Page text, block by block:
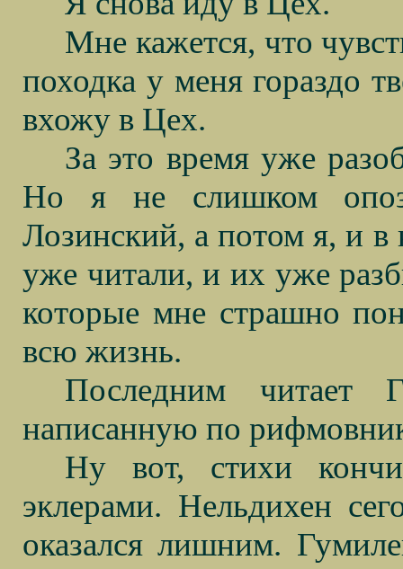
Мне кажется, что
походка у меня гораздо
вхожу в Цех.
За это время уже
Но я не слишком
Лозинский, а потом я, и в
уже читали, и их уже
которые мне страшно
всю жизнь.
Последним читает
написанную по
Ну вот, стихи
эклерами. Нельдихен
оказался лишним.